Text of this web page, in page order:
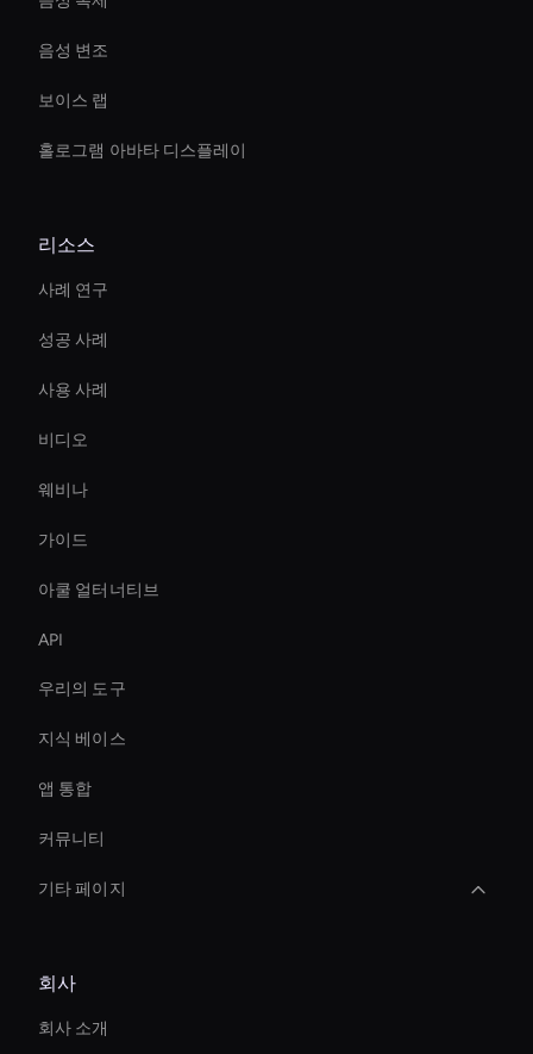
음성 변조
보이스 랩
홀로그램 아바타 디스플레이
리소스
사례 연구
성공 사례
사용 사례
비디오
웨비나
가이드
아쿨 얼터너티브
API
우리의 도구
지식 베이스
앱 통합
커뮤니티
기타 페이지
Holographic Virtual Assistant
AI 비디오 광고 크리에이터
회사
회사 소개